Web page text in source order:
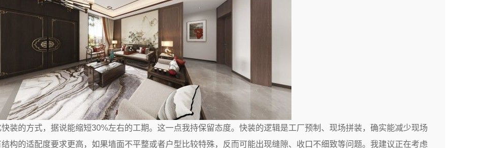
装的方式，据说能缩短30%左右的工期。这一点我持保留态度。快装的逻辑是工厂预制、现场拼装，确实能减少现场
构的适配度要求更高，如果墙面不平整或者户型比较特殊，反而可能出现缝隙、收口不细致等问题。我建议正在考虑